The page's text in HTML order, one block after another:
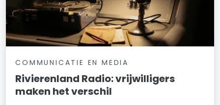
COMMUNICATIE EN MEDIA
Rivierenland Radio: vrijwilligers
maken het verschil